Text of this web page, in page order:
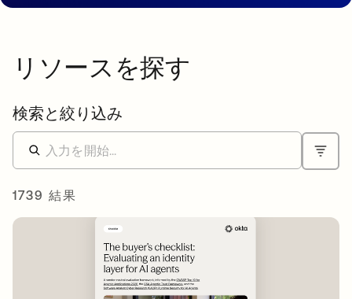
リソースを探す
検索と絞り込み
1739 結果